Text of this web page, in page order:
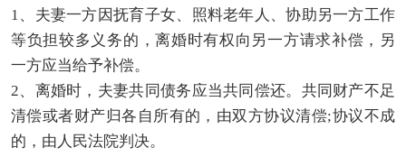
1、夫妻一方因抚育子女、照料老年人、协助另一方工作
等负担较多义务的，离婚时有权向另一方请求补偿，另
一方应当给予补偿。
2、离婚时，夫妻共同债务应当共同偿还。共同财产不足
清偿或者财产归各自所有的，由双方协议清偿;协议不成
的，由人民法院判决。